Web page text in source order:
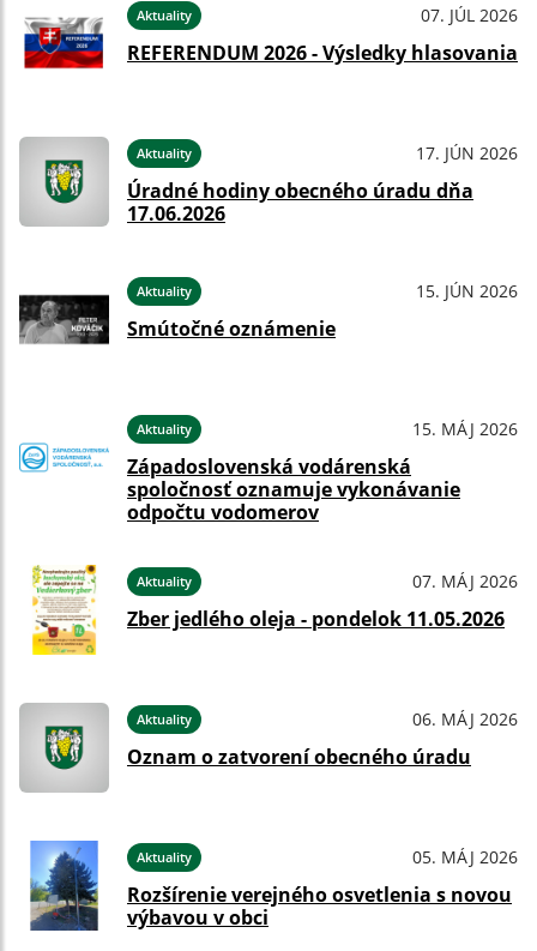
Aktuality 07. JÚL 2026
REFERENDUM 2026 - Výsledky hlasovania
Aktuality 17. JÚN 2026
Úradné hodiny obecného úradu dňa
17.06.2026
Aktuality 15. JÚN 2026
Smútočné oznámenie
Aktuality 15. MÁJ 2026
Západoslovenská vodárenská
spoločnosť oznamuje vykonávanie
odpočtu vodomerov
Aktuality 07. MÁJ 2026
Zber jedlého oleja - pondelok 11.05.2026
Aktuality 06. MÁJ 2026
Oznam o zatvorení obecného úradu
Aktuality 05. MÁJ 2026
Rozšírenie verejného osvetlenia s novou
výbavou v obci